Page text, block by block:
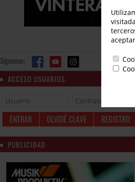
Síguenos:
ACCESO USUARIOS
OLVIDÉ CLAVE REGISTRO
PUBLICIDAD